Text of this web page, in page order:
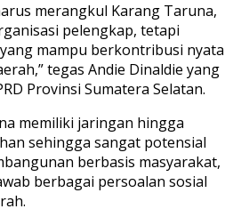
merangkul Karang Taruna,
pelengkap, tetapi
mampu berkontribusi nyata
tegas Andie Dinaldie yang
Provinsi Sumatera Selatan.
memiliki jaringan hingga
sehingga sangat potensial
berbasis masyarakat,
berbagai persoalan sosial